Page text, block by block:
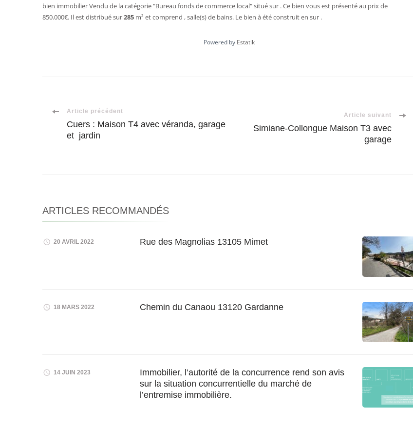
bien immobilierVendu de la catégorie "Bureau fonds de commerce local" situé sur . Ce bien vous est présenté au prix de
850.000€. Il est distribué sur285 m² et comprend , salle(s) de bains. Le bien à été construit en sur .
Powered by Estatik
Navigation
d'article
Article précédent
Cuers : Maison T4 avec véranda, garage
et jardin
Article suivant
Simiane-Collongue Maison T3 avec
garage
ARTICLES RECOMMANDÉS
20 AVRIL 2022 Rue des Magnolias 13105 Mimet
18 MARS 2022 Chemin du Canaou 13120 Gardanne
14 JUIN 2023
Immobilier, l’autorité de la concurrence rend son avis
sur la situation concurrentielle du marché de
l’entremise immobilière.